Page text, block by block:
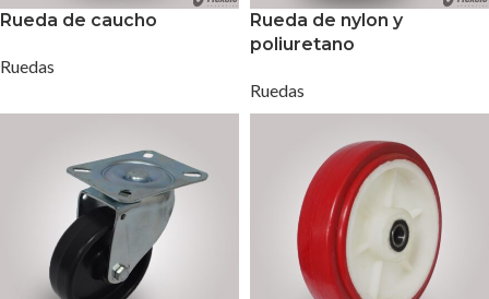
Rueda de caucho
Ruedas
Rueda de nylon y
poliuretano
Ruedas